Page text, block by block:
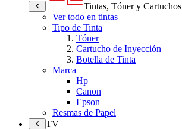
Tintas, Tóner y Cartuchos
Ver todo en tintas
Tipo de Tinta
Tóner
Cartucho de Inyección
Botella de Tinta
Marca
Hp
Canon
Epson
Resmas de Papel
TV